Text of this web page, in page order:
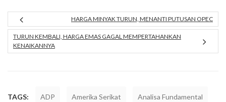
HARGA MINYAK TURUN, MENANTI PUTUSAN OPEC
TURUN KEMBALI, HARGA EMAS GAGAL MEMPERTAHANKAN
KENAIKANNYA
TAGS: ADP Amerika Serikat Analisa Fundamental